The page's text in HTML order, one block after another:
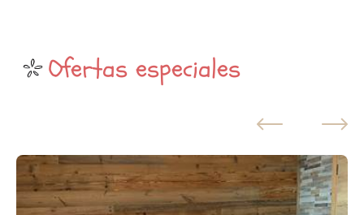
Ofertas especiales